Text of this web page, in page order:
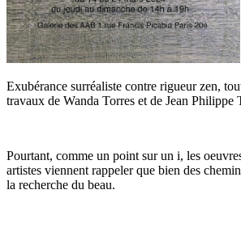
Exubérance surréaliste contre rigueur zen,
travaux de Wanda Torres et de Jean Philippe
Pourtant, comme un point sur un i, les
artistes viennent rappeler que bien des
la recherche du beau.